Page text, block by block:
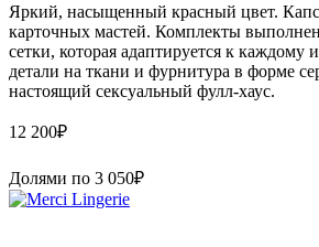
Яркий, насыщенный красный цвет.
карточных мастей. Комплекты
сетки, которая адаптируется к каждому
детали на ткани и фурнитура в форме
настоящий сексуальный фулл-хаус.
12 200₽
Долями по 3 050₽